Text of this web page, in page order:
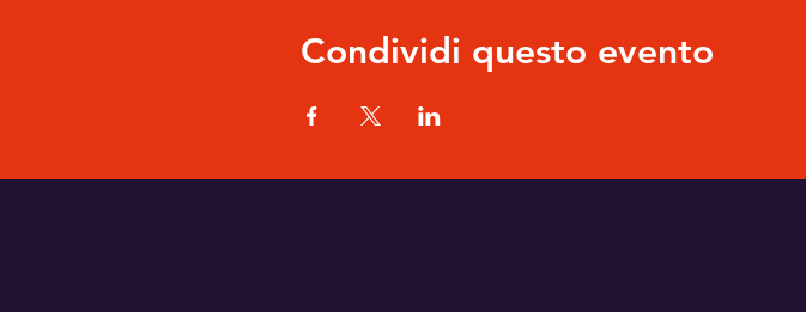
Condividi questo evento